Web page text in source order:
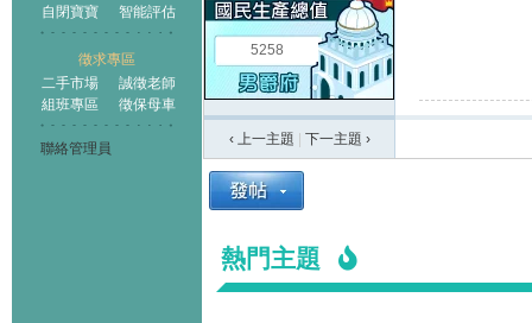
自閉寶寶
智能評估
徵求專區
二手市場
誠徵老師
組班專區
徵保母車
聯絡管理員
5258
‹ 上一主題 下一主題 ›
熱門主題